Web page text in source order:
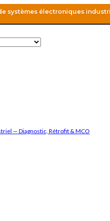
systèmes électroniques
— Diagnostic, Rétrofit & MCO